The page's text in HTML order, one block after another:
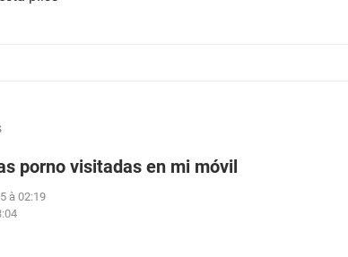
porno visitadas en mi móvil
à 02:19